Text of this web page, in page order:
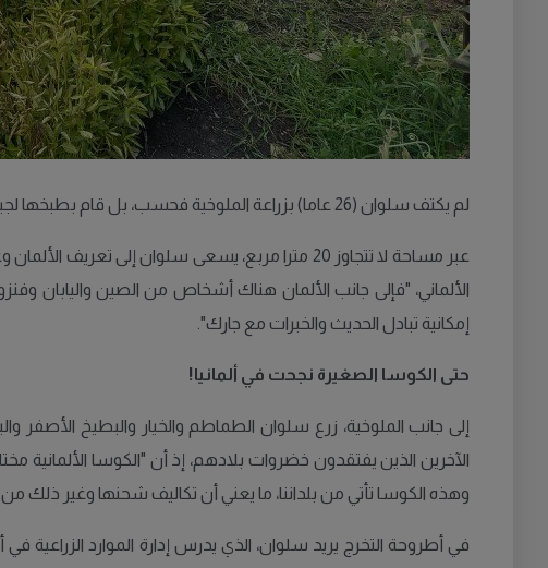
لم يكتف سلوان (26 عاما) بزراعة الملوخية فحسب، بل قام بطبخها لجيرانه الألمان، لأنها "غير معروفة لدى الألمان، لكن تحمسوا لزراعتها بعد تذوقها مطبوخة".
عبر مساحة لا تتجاوز 20 مترا مربع، يسعى سلوان
الألماني، "فإلى جانب الألمان هناك أشخاص من الصين واليابان
إمكانية تبادل الحديث والخبرات مع جارك".
حتى الكوسا الصغيرة نجحت في ألمانيا!
إلى جانب الملوخية، زرع سلوان الطماطم والخيار والبطيخ الأصفر
الآخرين الذين يفتقدون خضروات بلادهم، إذ أن "الكوسا الألمانية
وهذه الكوسا تأتي من بلداننا، ما يعني أن تكاليف شحنها وغير ذلك
في أطروحة التخرج يريد سلوان، الذي يدرس إدارة الموارد الزراعية في